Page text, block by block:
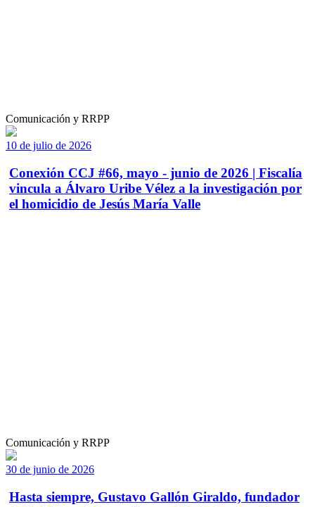
Comunicación y RRPP
10 de julio de 2026
Conexión CCJ #66, mayo - junio de 2026 | Fiscalía
vincula a Álvaro Uribe Vélez a la investigación por
el homicidio de Jesús María Valle
Comunicación y RRPP
30 de junio de 2026
Hasta siempre, Gustavo Gallón Giraldo, fundador